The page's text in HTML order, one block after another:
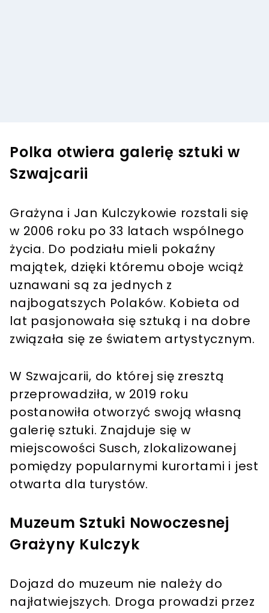
Polka otwiera galerię sztuki w
Szwajcarii
Grażyna i Jan Kulczykowie rozstali się
w 2006 roku po 33 latach wspólnego
życia. Do podziału mieli pokaźny
majątek, dzięki któremu oboje wciąż
uznawani są za jednych z
najbogatszych Polaków. Kobieta od
lat pasjonowała się sztuką i na dobre
związała się ze światem artystycznym.
W Szwajcarii, do której się zresztą
przeprowadziła, w 2019 roku
postanowiła otworzyć swoją własną
galerię sztuki. Znajduje się w
miejscowości Susch, zlokalizowanej
pomiędzy popularnymi kurortami i jest
otwarta dla turystów.
Muzeum Sztuki Nowoczesnej
Grażyny Kulczyk
Dojazd do muzeum nie należy do
najłatwiejszych. Droga prowadzi przez